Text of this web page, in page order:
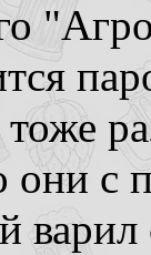
они с